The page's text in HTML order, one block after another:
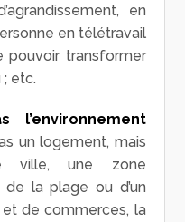
en
en télétravail
pouvoir transformer
etc.
l’environnement
un logement, mais
ville, une zone
la plage ou d’un
et de commerces, la